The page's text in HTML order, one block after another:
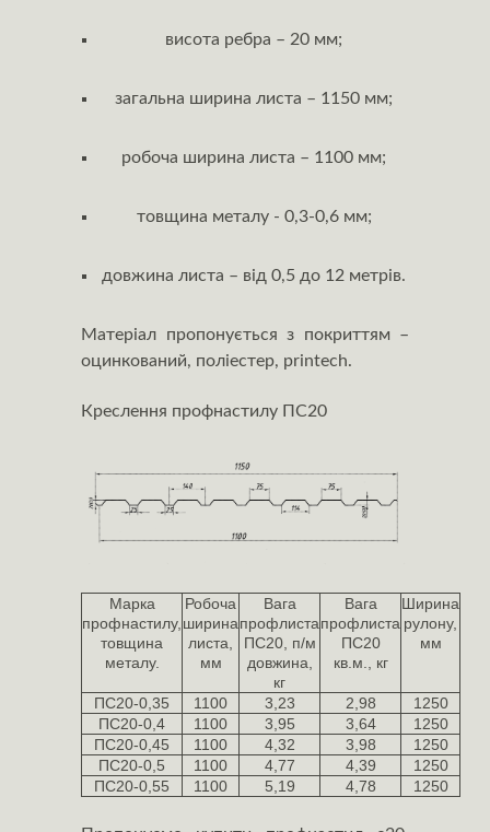
висота ребра – 20 мм;
загальна ширина листа – 1150 мм;
робоча ширина листа – 1100 мм;
товщина металу - 0,3-0,6 мм;
довжина листа – від 0,5 до 12 метрів.
Матеріал пропонується з покриттям –
оцинкований, поліестер, printech.
Креслення профнастилу ПС20
Марка
профнастилу,
товщина
металу.
Робоча
ширина
листа,
мм
Вага
профлиста
ПС20, п/м
довжина,
кг
Вага
профлиста
ПС20
кв.м., кг
Ширина
рулону,
мм
ПС20-0,35 1100 3,23 2,98
1250
ПС20-0,4
1100 3,95 3,64
1250
ПС20-0,45
1100 4,32 3,98
1250
ПС20-0,5
1100 4,77 4,39
1250
ПС20-0,55
1100 5,19 4,78 1250